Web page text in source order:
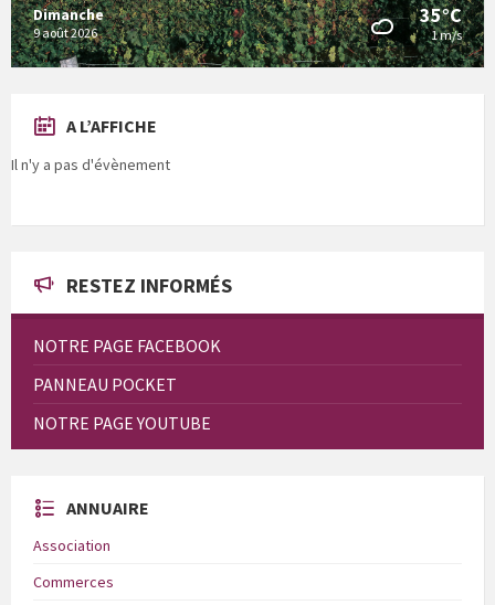
Dimanche
9 août 2026
35°C
1 m/s
A L’AFFICHE
Il n'y a pas d'évènement
RESTEZ INFORMÉS
NOTRE PAGE FACEBOOK
PANNEAU POCKET
NOTRE PAGE YOUTUBE
ANNUAIRE
Association
Commerces